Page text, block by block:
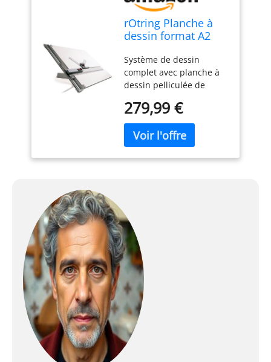
rOtring Planche à
dessin format A2
Système de dessin
complet avec planche à
dessin pelliculée de
en aluminium anodisé et
revêtement plastique.
Règle parallèle avec
système de blocage
Appareil à dessiner avec
279,99 €